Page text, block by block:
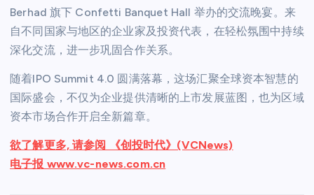
Berhad 旗下 Confetti Banquet Hall 举办的交流晚宴。来
自不同国家与地区的企业家及投资代表，在轻松氛围中持续
深化交流，进一步巩固合作关系。
随着IPO Summit 4.0 圆满落幕，这场汇聚全球资本智慧的
国际盛会，不仅为企业提供清晰的上市发展蓝图，也为区域
资本市场合作开启全新篇章。
欲了解更多, 请参阅 《创投时代》(VCNews)
电子报 www.vc-news.com.cn